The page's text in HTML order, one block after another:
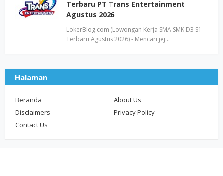
Terbaru PT Trans Entertainment
Agustus 2026
LokerBlog.com (Lowongan Kerja SMA SMK D3 S1
Terbaru Agustus 2026) - Mencari jej…
Halaman
Beranda
About Us
Disclaimers
Privacy Policy
Contact Us